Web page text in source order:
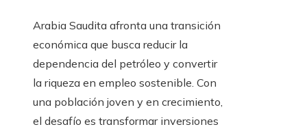
Arabia Saudita afronta una transición
económica que busca reducir la
dependencia del petróleo y convertir
la riqueza en empleo sostenible. Con
una población joven y en crecimiento,
el desafío es transformar inversiones